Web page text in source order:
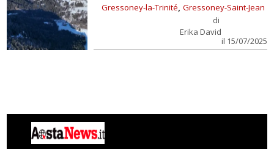
Gressoney-la-Trinité, Gressoney-Saint-Jean
di
Erika David
il 15/07/2025